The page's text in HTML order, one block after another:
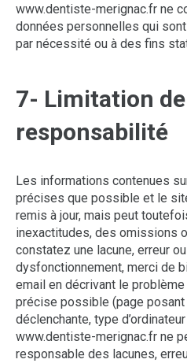
www.dentiste-merignac.fr ne
données personnelles qui
par nécessité ou à des fins
7- Limitation de
responsabilité
Les informations contenues
précises que possible et le
remis à jour, mais peut
inexactitudes, des omissions
constatez une lacune, erreur
dysfonctionnement, merci de
email en décrivant le
précise possible (page
déclenchante, type
www.dentiste-merignac.fr ne
responsable des lacunes,